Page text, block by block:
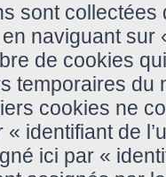
sont
naviguant
de cookies
temporaires du
cookies ne
identifiant de
ici par «